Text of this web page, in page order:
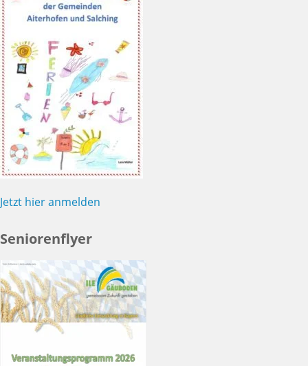
Jetzt hier anmelden
Seniorenflyer